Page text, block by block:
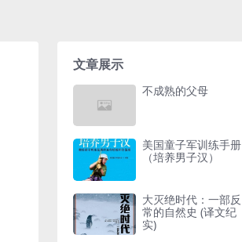
文章展示
不成熟的父母
美国童子军训练手册
（培养男子汉）
大灭绝时代：一部反
常的自然史 (译文纪
实)